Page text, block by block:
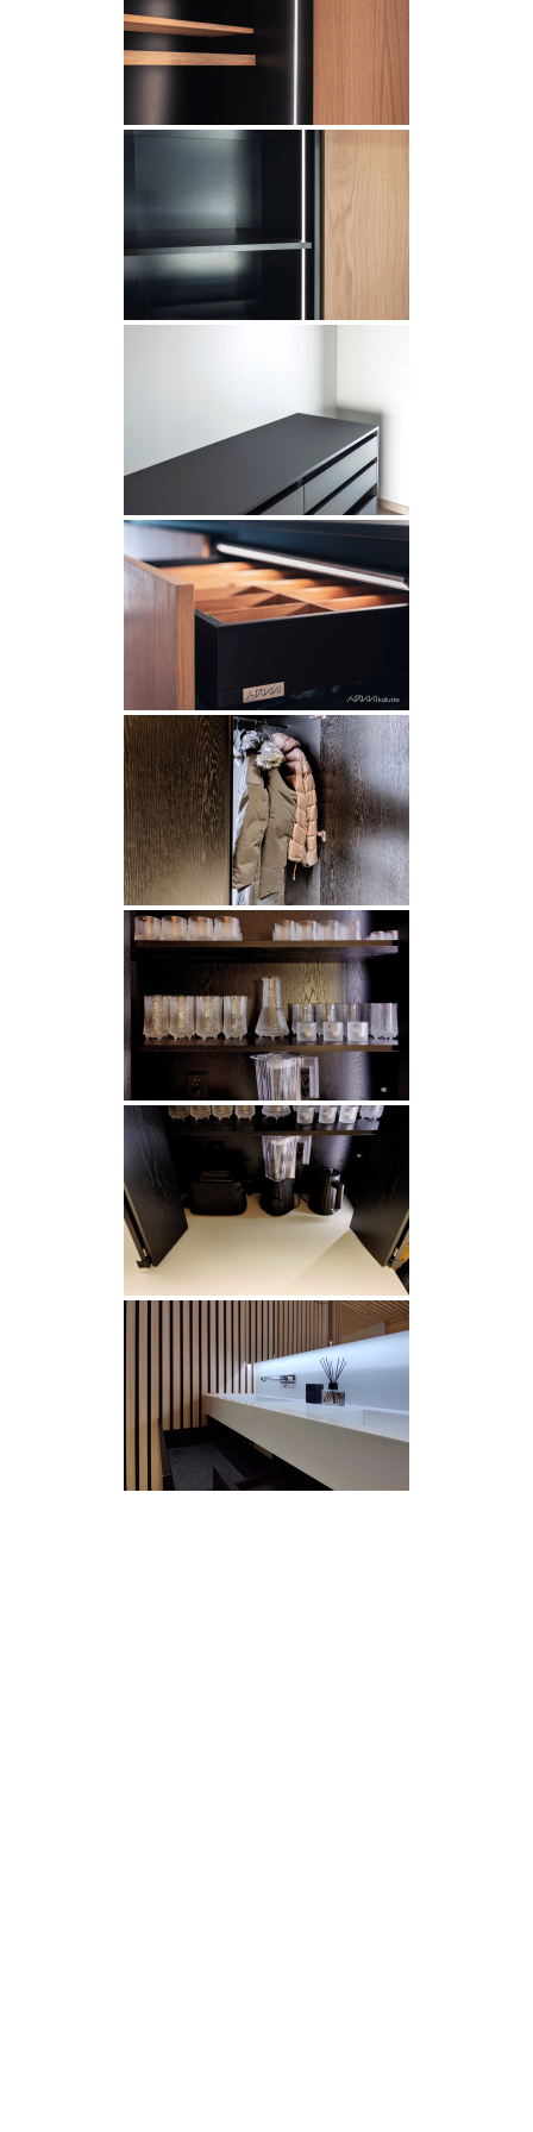
Galleria
Asiakaskokemuksia
€0,00
PALVELUT
Suunnittelijoille
Projektimyynti
MEISTÄ
Yhteystiedot
Tiimi
Tarina
Rekry